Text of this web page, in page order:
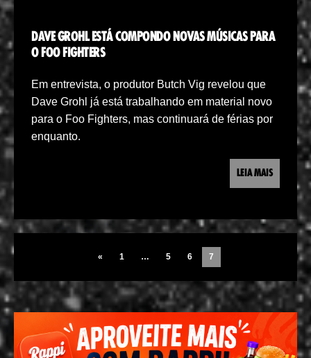
DAVE GROHL ESTÁ COMPONDO NOVAS MÚSICAS PARA
O FOO FIGHTERS
Em entrevista, o produtor Butch Vig revelou que
Dave Grohl já está trabalhando em material novo
para o Foo Fighters, mas continuará de férias por
enquanto.
LEIA MAIS
« 1 … 5 6 7